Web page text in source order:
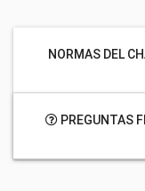
NORMAS DEL
PREGUNTAS